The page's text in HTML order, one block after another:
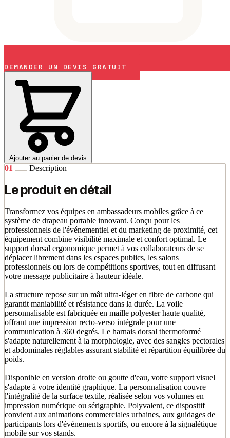
DEMANDER UN DEVIS GRATUIT
Ajouter au panier de devis
01 Description
Le produit en détail
Transformez vos équipes en ambassadeurs mobiles grâce à ce
système de drapeau portable innovant. Conçu pour les
professionnels de l'événementiel et du marketing de proximité, cet
équipement combine visibilité maximale et confort optimal. Le
support dorsal ergonomique permet à vos collaborateurs de se
déplacer librement dans les espaces publics, les salons
professionnels ou lors de compétitions sportives, tout en diffusant
votre message publicitaire à hauteur idéale.
La structure repose sur un mât ultra-léger en fibre de carbone qui
garantit maniabilité et résistance dans la durée. La voile
personnalisable est fabriquée en maille polyester haute qualité,
offrant une impression recto-verso intégrale pour une
communication à 360 degrés. Le harnais dorsal thermoformé
s'adapte naturellement à la morphologie, avec des sangles pectorales
et abdominales réglables assurant stabilité et répartition équilibrée du
poids.
Disponible en version droite ou goutte d'eau, votre support visuel
s'adapte à votre identité graphique. La personnalisation couvre
l'intégralité de la surface textile, réalisée selon vos volumes en
impression numérique ou sérigraphie. Polyvalent, ce dispositif
convient aux animations commerciales urbaines, aux guidages de
participants lors d'événements sportifs, ou encore à la signalétique
mobile sur vos stands.